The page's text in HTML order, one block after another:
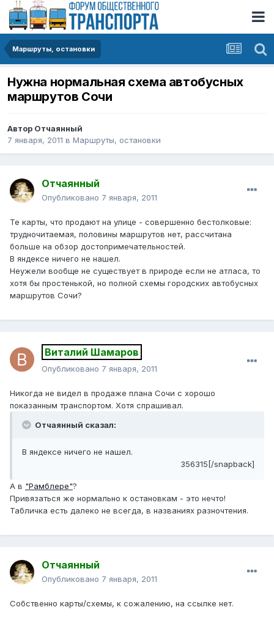
Маршруты, остановки
Нужна нормальная схема автобусных
маршрутов Сочи
Автор Отчаянный
7 января, 2011 в Маршруты, остановки
Отчаянный
Опубликовано 7 января, 2011
Те карты, что продают на улице - совершенно бестолковые:
трудночитаемая, половины маршрутов нет, рассчитана
больше на обзор достопримечательностей.
В яндексе ничего не нашел.
Неужели вообще не существует в природе если не атласа, то
хотя бы простенькой, но полной схемы городских автобусных
маршрутов Сочи?
Виталий Шамаров
Опубликовано 7 января, 2011
Никогда не видел в продаже плана Сочи с хорошо
показанным транспортом. Хотя спрашивал.
Отчаянный сказал:
В яндексе ничего не нашел.
356315[/snapback]
А в "Рамблере"?
Привязаться же нормально к остановкам - это нечто!
Табличка есть далеко не всегда, в названиях разночтения.
Отчаянный
Опубликовано 7 января, 2011
Собственно карты/схемы, к сожалению, на ссылке нет.